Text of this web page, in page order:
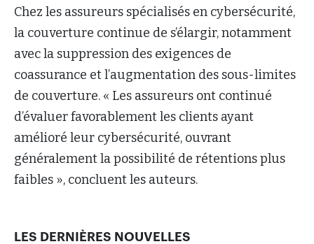
Chez les assureurs spécialisés en cybersécurité,
la couverture continue de s’élargir, notamment
avec la suppression des exigences de
coassurance et l’augmentation des sous-limites
de couverture. « Les assureurs ont continué
d’évaluer favorablement les clients ayant
amélioré leur cybersécurité, ouvrant
généralement la possibilité de rétentions plus
faibles », concluent les auteurs.
LES DERNIÈRES NOUVELLES